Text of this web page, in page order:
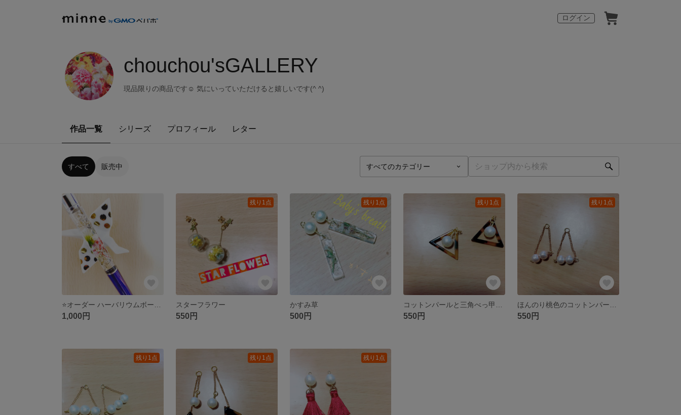
ログイン
chouchou'sGALLERY
現品限りの商品です☺︎ 気にいっていただけると嬉しいです(^ ^)
作品一覧 シリーズ プロフィール レター
すべて 販売中
1,000円
残り1点
スターフラワー
550円
残り1点
かすみ草
500円
残り1点
550円
残り1点
550円
残り1点 残り1点 残り1点